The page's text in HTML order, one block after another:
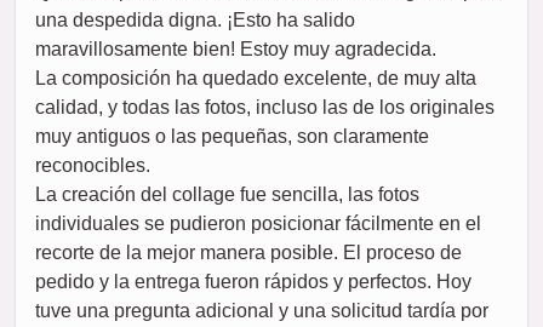
una despedida digna. ¡Esto ha salido
maravillosamente bien! Estoy muy agradecida.
La composición ha quedado excelente, de muy alta
calidad, y todas las fotos, incluso las de los originales
muy antiguos o las pequeñas, son claramente
reconocibles.
La creación del collage fue sencilla, las fotos
individuales se pudieron posicionar fácilmente en el
recorte de la mejor manera posible. El proceso de
pedido y la entrega fueron rápidos y perfectos. Hoy
tuve una pregunta adicional y una solicitud tardía por